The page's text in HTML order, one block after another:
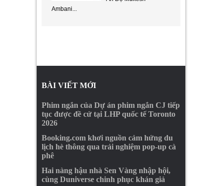
Ambani...
BÀI VIẾT MỚI
Phim ngắn của Dự án phim ngắn CJ tiếp
tục được đề cử tại LHP quốc tế Toronto
2026
Booking.com khơi nguồn cảm hứng du
lịch hè thông qua trải nghiệm pop-up cà
phê
Hai nàng hậu nhà Sen Vàng nhập hội,
cùng Duniverse chinh phục khán giả